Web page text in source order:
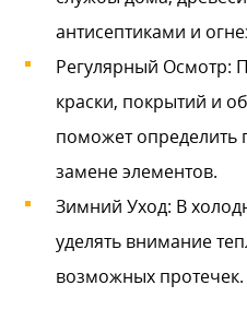
антисептиками и
Регулярный Осмотр:
краски, покрытий и
поможет определить
замене элементов.
Зимний Уход: В
уделять внимание
возможных протечек.